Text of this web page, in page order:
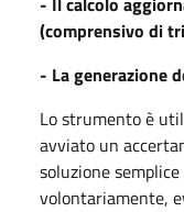
(comprensivo di
- La generazione
Lo strumento è
avviato un
soluzione
volontariamente,